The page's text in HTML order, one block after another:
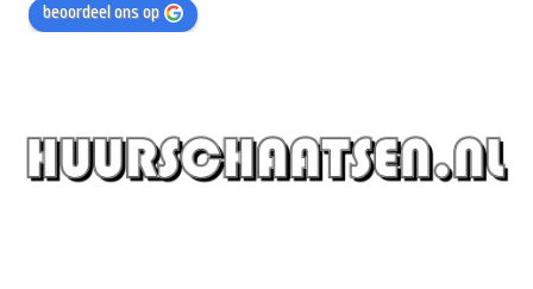
beoordeel ons op